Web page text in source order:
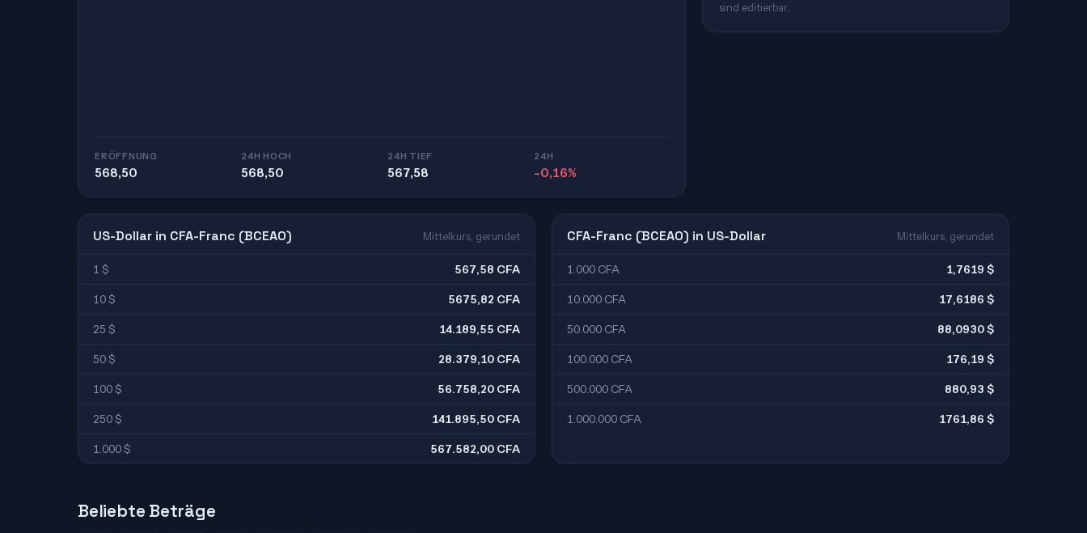
ERÖFFNUNG
568,50
24H HOCH
568,50
24H TIEF
567,58
24H
-0,16%
sind editierbar.
US-Dollar in CFA-Franc (BCEAO) Mittelkurs, gerundet
1 $ 567,58 CFA
10 $ 5675,82 CFA
25 $ 14.189,55 CFA
50 $ 28.379,10 CFA
100 $ 56.758,20 CFA
250 $ 141.895,50 CFA
1.000 $ 567.582,00 CFA
CFA-Franc (BCEAO) in US-Dollar Mittelkurs, gerundet
1.000 CFA 1,7619 $
10.000 CFA 17,6186 $
50.000 CFA 88,0930 $
100.000 CFA 176,19 $
500.000 CFA 880,93 $
1.000.000 CFA 1761,86 $
Beliebte Beträge